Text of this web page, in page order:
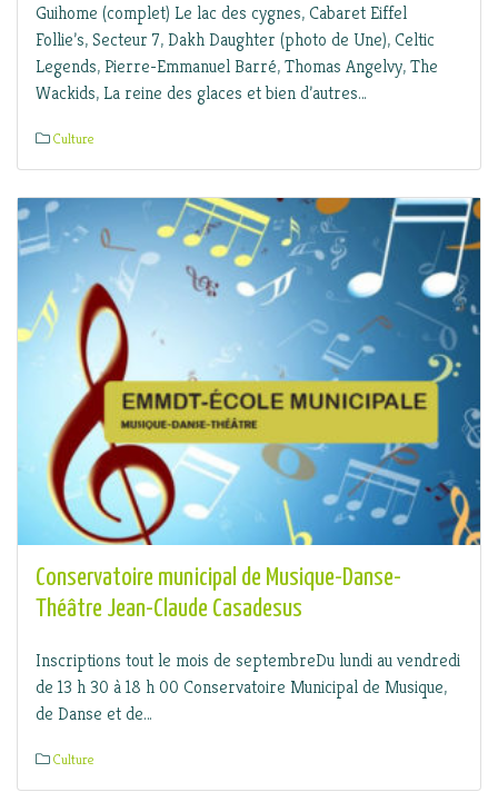
Guihome (complet) Le lac des cygnes, Cabaret Eiffel
Follie’s, Secteur 7, Dakh Daughter (photo de Une), Celtic
Legends, Pierre-Emmanuel Barré, Thomas Angelvy, The
Wackids, La reine des glaces et bien d’autres…
Culture
Conservatoire municipal de Musique-Danse-
Théâtre Jean-Claude Casadesus
Inscriptions tout le mois de septembreDu lundi au vendredi
de 13 h 30 à 18 h 00 Conservatoire Municipal de Musique,
de Danse et de…
Culture